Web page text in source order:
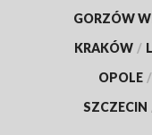
GORZÓW
KRAKÓW /
OPOLE /
SZCZECIN